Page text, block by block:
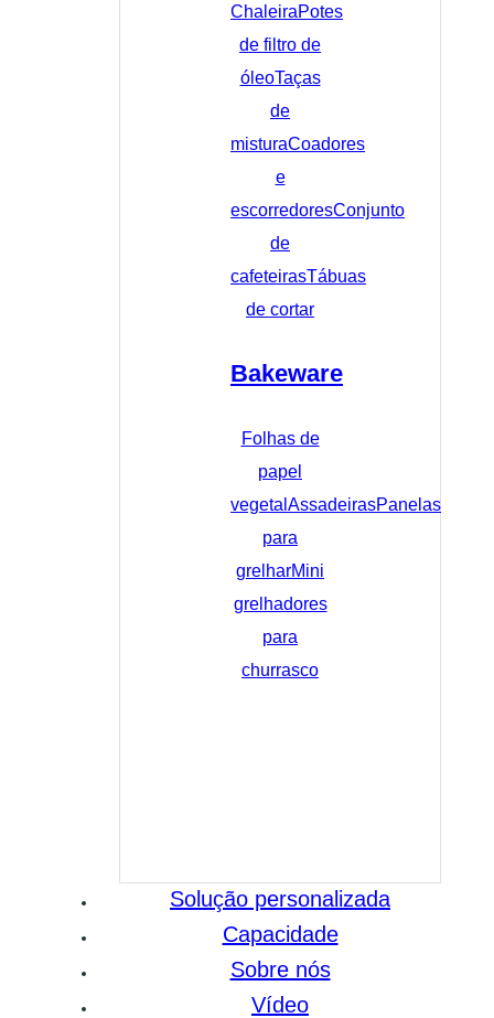
ChaleiraPotes
de filtro de
óleoTaças
de
misturaCoadores
e
escorredoresConjunto
de
cafeteirasTábuas
de cortar
Bakeware
Folhas de
papel
vegetal AssadeirasPanelas
para
grelharMini
grelhadores
para
churrasco
Solução personalizada
Capacidade
Sobre nós
Vídeo